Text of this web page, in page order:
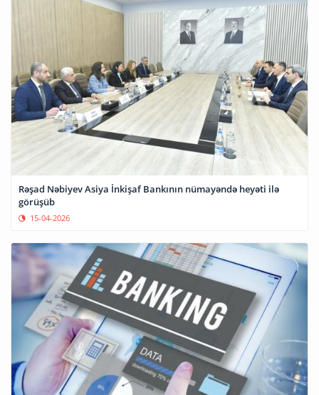
Rəşad Nəbiyev Asiya İnkişaf Bankının nümayəndə heyəti ilə
görüşüb
15-04-2026